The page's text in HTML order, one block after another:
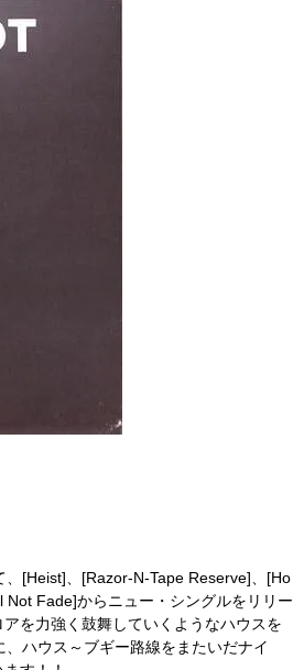
[Heist]、[Razor-N-Tape Reserve]、[Ho
Fade]からニュー・シングルをリリー
を力強く鼓舞していくようなハウスを
ハウス～ブギー路線をまたいだナイ